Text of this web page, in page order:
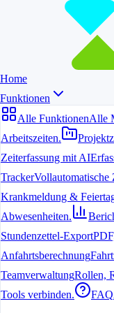
Home
Funktionen
Alle FunktionenAlle
Arbeitszeiten.
Zeiterfassung mit AI
TrackerVollautomatische
Krankmeldung &
Abwesenheiten.
Stundenzettel-Export
Anfahrtsberechnung
TeamverwaltungRollen,
Tools verbinden.
FAQ
Schreib uns
Nutze das Formular für
oder Bewerbungen.
Schnelle